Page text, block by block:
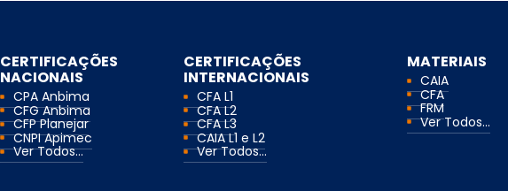
CERTIFICAÇÕES
NACIONAIS
CPA Anbima
CFG Anbima
CFP Planejar
CNPI Apimec
Ver Todos...
CERTIFICAÇÕES
INTERNACIONAIS
CFA L1
CFA L2
CFA L3
CAIA L1 e L2
Ver Todos...
MATERIAIS
CAIA
CFA
FRM
Ver Todos...